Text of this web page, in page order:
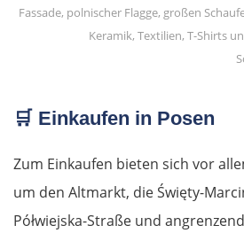
🛒 Einkaufen in Posen
Zum Einkaufen bieten sich vor
um den Altmarkt, die Święty-
Półwiejska-Straße und